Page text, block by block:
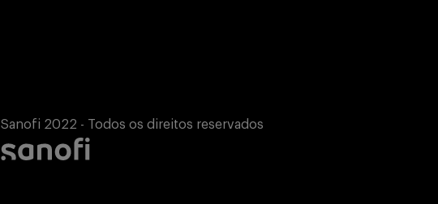
Sanofi 2022 - Todos os direitos reservados